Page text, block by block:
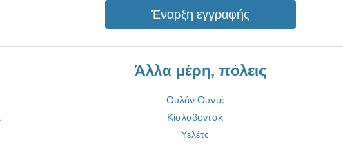
Έναρξη εγγραφής
Άλλα μέρη, πόλεις
Ουλάν Ουντέ
Κίσλοβοντσκ
Υελέτς